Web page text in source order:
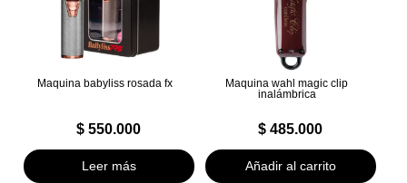
Maquina babyliss rosada fx
$ 550.000
Leer más
Maquina wahl magic clip
inalámbrica
$ 485.000
Añadir al carrito